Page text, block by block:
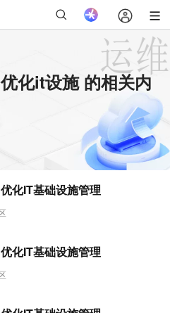
化it设施 的相关内
化IT基础设施管理
化IT基础设施管理